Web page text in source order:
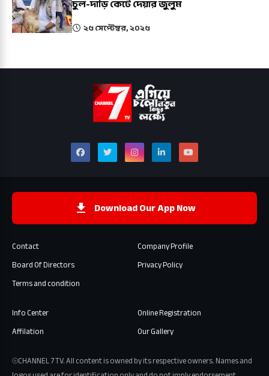
চুল-দাড়ি কেটে দেয়ার জুলুম
২৫ সেপ্টেম্বর, ২০২৫
Download Our App Now
Contact
Company Profile
Board Of Directors
Privacy Policy
Terms and condition
Info Center
Online Registration
Affilation
Our Gallery
⦾CHANNEL 7 TV. All content is owned by its respective owners. Names and